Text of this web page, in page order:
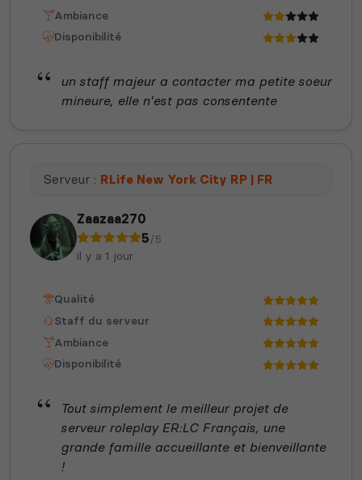
Ambiance
Disponibilité
un staff majeur a contacter ma petite soeur
mineure, elle n'est pas consentente
Serveur : RLife New York City RP | FR
Zaazaa270
5/5
il y a 1 jour
Qualité
Staff du serveur
Ambiance
Disponibilité
Tout simplement le meilleur projet de
serveur roleplay ER:LC Français, une
grande famille accueillante et bienveillante
!